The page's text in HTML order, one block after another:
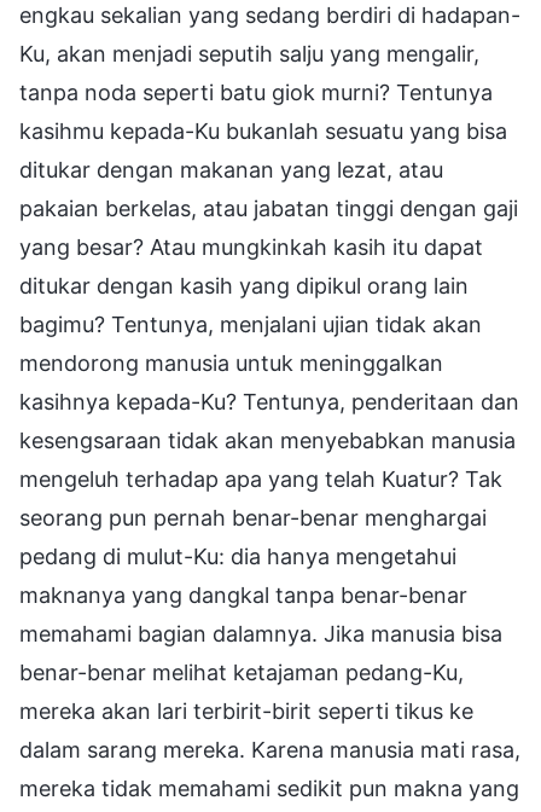
engkau sekalian yang sedang berdiri di hadapan-
Ku, akan menjadi seputih salju yang mengalir,
tanpa noda seperti batu giok murni? Tentunya
kasihmu kepada-Ku bukanlah sesuatu yang bisa
ditukar dengan makanan yang lezat, atau
pakaian berkelas, atau jabatan tinggi dengan gaji
yang besar? Atau mungkinkah kasih itu dapat
ditukar dengan kasih yang dipikul orang lain
bagimu? Tentunya, menjalani ujian tidak akan
mendorong manusia untuk meninggalkan
kasihnya kepada-Ku? Tentunya, penderitaan dan
kesengsaraan tidak akan menyebabkan manusia
mengeluh terhadap apa yang telah Kuatur? Tak
seorang pun pernah benar-benar menghargai
pedang di mulut-Ku: dia hanya mengetahui
maknanya yang dangkal tanpa benar-benar
memahami bagian dalamnya. Jika manusia bisa
benar-benar melihat ketajaman pedang-Ku,
mereka akan lari terbirit-birit seperti tikus ke
dalam sarang mereka. Karena manusia mati rasa,
mereka tidak memahami sedikit pun makna yang